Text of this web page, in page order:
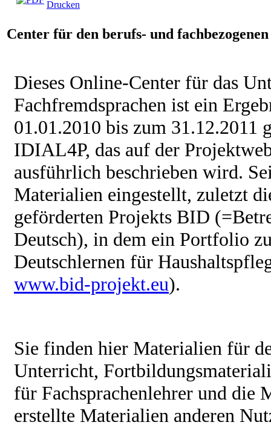
Center für den berufs- und
Dieses Online-Center für das
Fachfremdsprachen ist ein
01.01.2010 bis zum 31.12.2011
IDIAL4P, das auf der
ausführlich beschrieben wird.
Materialien eingestellt, zuletzt
geförderten Projekts BID
Deutsch), in dem ein Portfolio
Deutschlernen für
www.bid-projekt.eu).
Sie finden hier Materialien für
Unterricht,
für Fachsprachenlehrer und die
erstellte Materialien anderen